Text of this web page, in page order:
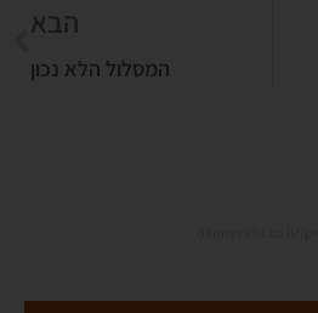
הבא
המסלול הלא נכון